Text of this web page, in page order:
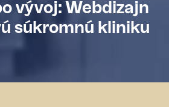
vývoj: Webdizajn
súkromnú kliniku